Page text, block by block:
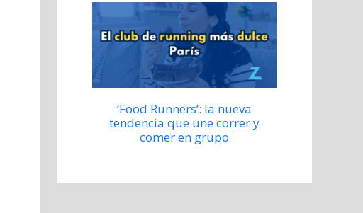
‘Food Runners’: la nueva
tendencia que une correr y
comer en grupo